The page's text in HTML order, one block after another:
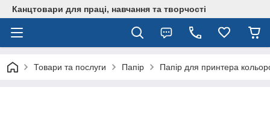
Канцтовари для працi, навчання та творчостi
Товари та послуги Папір Папір для принтера